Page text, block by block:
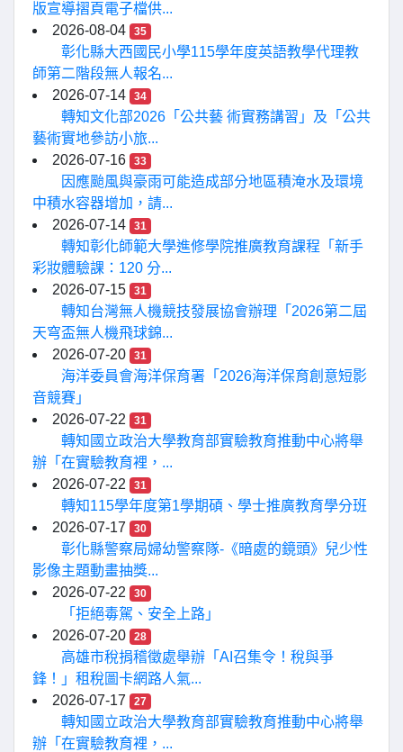
版宣導摺頁電子檔供...
2026-08-04
35
彰化縣大西國民小學115學年度英語教學代理教
師第二階段無人報名...
2026-07-14
34
轉知文化部2026「公共藝 術實務講習」及「公共
藝術實地參訪小旅...
2026-07-16
33
因應颱風與豪雨可能造成部分地區積淹水及環境
中積水容器增加，請...
2026-07-14
31
轉知彰化師範大學進修學院推廣教育課程「新手
彩妝體驗課：120 分...
2026-07-15
31
轉知台灣無人機競技發展協會辦理「2026第二屆
天穹盃無人機飛球錦...
2026-07-20
31
海洋委員會海洋保育署「2026海洋保育創意短影
音競賽」
2026-07-22
31
轉知國立政治大學教育部實驗教育推動中心將舉
辦「在實驗教育裡，...
2026-07-22
31
轉知115學年度第1學期碩、學士推廣教育學分班
2026-07-17
30
彰化縣警察局婦幼警察隊-《暗處的鏡頭》兒少性
影像主題動畫抽獎...
2026-07-22
30
「拒絕毒駕、安全上路」
2026-07-20
28
高雄市稅捐稽徵處舉辦「AI召集令！稅與爭
鋒！」租稅圖卡網路人氣...
2026-07-17
27
轉知國立政治大學教育部實驗教育推動中心將舉
辦「在實驗教育裡，...